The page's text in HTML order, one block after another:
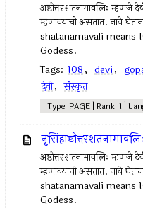
अष्टोत्तरशतनामावलिः
म्हणावयाची असतात. नावे
shatanamavali means
Godess.
Tags: 108, devi,
देवी, संस्कृत
Type: PAGE | Rank: 1 |
नृसिंहाष्टोत्तरशतनामावलिः
अष्टोत्तरशतनामावलिः
म्हणावयाची असतात. नावे
shatanamavali means
Godess.